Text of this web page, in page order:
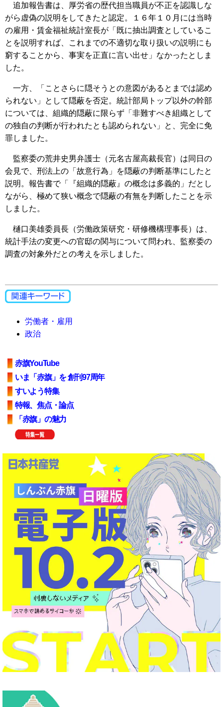
追加報告書は、厚労省の歴代担当職員が不正を認識しな
がら虚偽の説明をしてきたと認定。１６年１０月には当時
の雇用・賃金福祉統計室長が「既に抽出調査としているこ
とを説明すれば、これまでの不適切な取り扱いの説明にも
窮することから、事実を正直に言い出せ」なかったとしま
した。
一方、「ことさらに隠そうとの意図があるとまでは認め
られない」として隠蔽を否定。統計部局トップ以外の幹部
については、組織的隠蔽に限らず「非難すべき組織として
の独自の判断が行われたとも認められない」と、完全に免
罪しました。
監察委の荒井史男弁護士（元名古屋高裁長官）は同日の
会見で、刑法上の「故意行為」を隠蔽の判断基準にしたと
説明。報告書で「『組織的隠蔽』の概念は多義的」だとし
ながら、極めて狭い概念で隠蔽の有無を判断したことを示
しました。
樋口美雄委員長（労働政策研究・研修機構理事長）は、
統計手法の変更への官邸の関与について問われ、監察委の
調査の対象外だとの考えを示しました。
労働者・雇用
政治
赤旗YouTube
いま「赤旗」を 創刊97周年
すいよう特集
特報、焦点・論点
「赤旗」の魅力